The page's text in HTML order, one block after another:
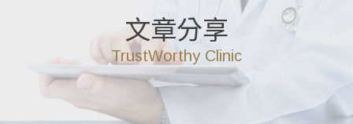
文章分享